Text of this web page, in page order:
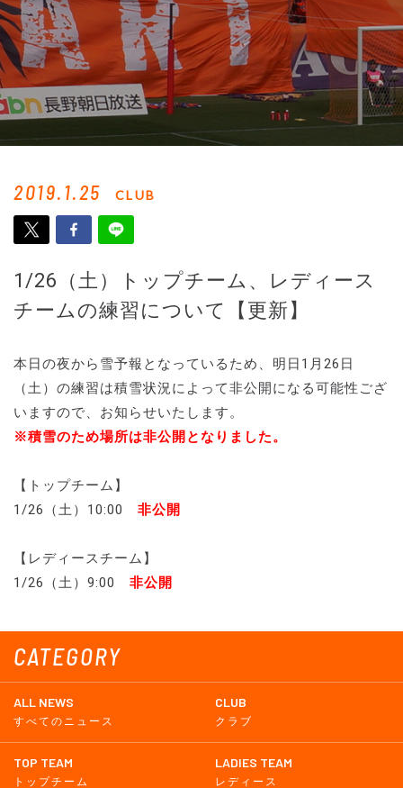
CATEGORY
ALL NEWS
すべてのニュース
CLUB
クラブ
TOP TEAM
トップチーム
LADIES TEAM
レディース
2019.1.25 CLUB
1/26（土）トップチーム、レディース
チームの練習について【更新】
本日の夜から雪予報となっているため、明日1月26日
（土）の練習は積雪状況によって非公開になる可能性ござ
いますので、お知らせいたします。
※積雪のため場所は非公開となりました。
【トップチーム】
1/26（土）10:00 非公開
【レディースチーム】
1/26（土）9:00 非公開